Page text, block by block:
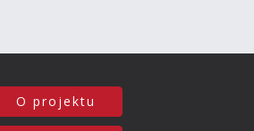
O projektu